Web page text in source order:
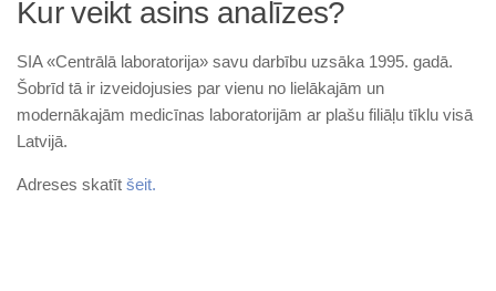
Kur veikt asins analīzes?
SIA «Centrālā laboratorija» savu darbību uzsāka 1995. gadā.
Šobrīd tā ir izveidojusies par vienu no lielākajām un
modernākajām medicīnas laboratorijām ar plašu filiāļu tīklu visā
Latvijā.
Adreses skatīt šeit.